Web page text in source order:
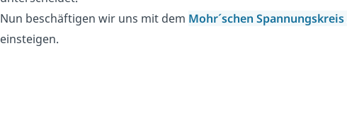
Nun beschäftigen wir uns mit dem Mohr´schen Spannungskreis
einsteigen.